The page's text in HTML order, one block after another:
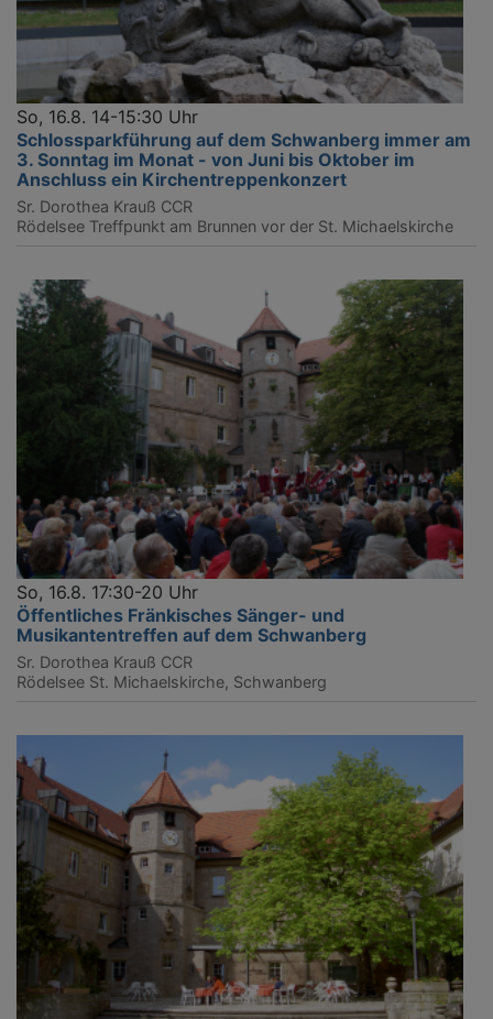
So, 16.8. 14-15:30 Uhr
Schlossparkführung auf dem Schwanberg immer am
3. Sonntag im Monat - von Juni bis Oktober im
Anschluss ein Kirchentreppenkonzert
Sr. Dorothea Krauß CCR
Rödelsee Treffpunkt am Brunnen vor der St. Michaelskirche
So, 16.8. 17:30-20 Uhr
Öffentliches Fränkisches Sänger- und
Musikantentreffen auf dem Schwanberg
Sr. Dorothea Krauß CCR
Rödelsee St. Michaelskirche, Schwanberg